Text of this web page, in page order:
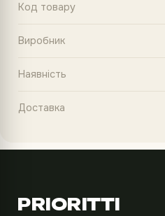
Код товару
Виробник
Наявність
Доставка
PRIORITTI